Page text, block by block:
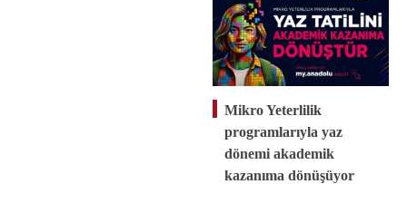
Mikro Yeterlilik
programlarıyla yaz
dönemi akademik
kazanıma dönüşüyor